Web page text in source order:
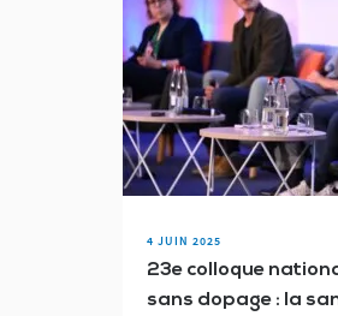
4 JUIN 2025
23e colloque
sans dopage : la